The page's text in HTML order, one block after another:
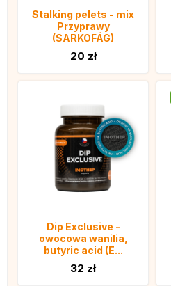
Stalking pelets - mix
Przyprawy
(SARKOFÁG)
20 zł
Dip Exclusive -
owocowa wanilia,
butyric acid (E...
32 zł